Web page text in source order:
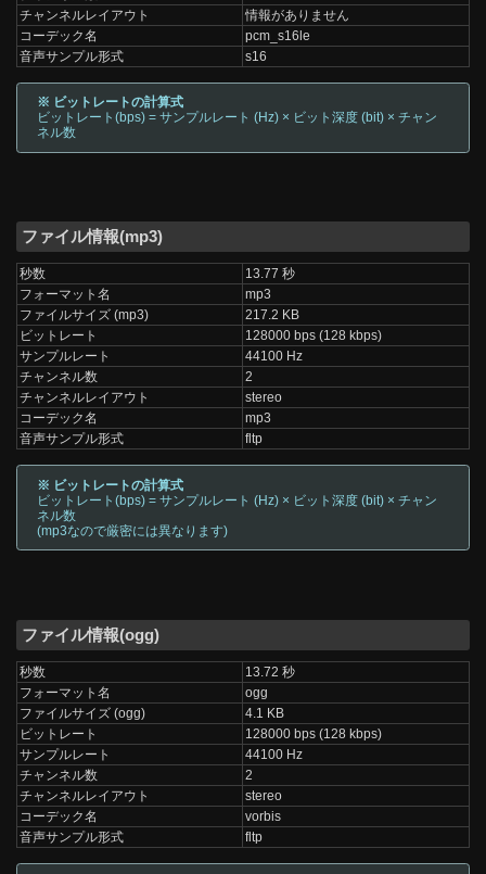
チャンネルレイアウト
情報がありません
コーデック名
pcm_s16le
音声サンプル形式
s16
※ ビットレートの計算式
ビットレート(bps) = サンプルレート (Hz) × ビット深度 (bit) × チャン
ネル数
ファイル情報(mp3)
秒数
13.77 秒
フォーマット名
mp3
ファイルサイズ (mp3)
217.2 KB
ビットレート
128000 bps (128 kbps)
サンプルレート
44100 Hz
チャンネル数
2
チャンネルレイアウト
stereo
コーデック名
mp3
音声サンプル形式
fltp
※ ビットレートの計算式
ビットレート(bps) = サンプルレート (Hz) × ビット深度 (bit) × チャン
ネル数
(mp3なので厳密には異なります)
ファイル情報(ogg)
秒数
13.72 秒
フォーマット名
ogg
ファイルサイズ (ogg)
4.1 KB
ビットレート
128000 bps (128 kbps)
サンプルレート
44100 Hz
チャンネル数
2
チャンネルレイアウト
stereo
コーデック名
vorbis
音声サンプル形式
fltp